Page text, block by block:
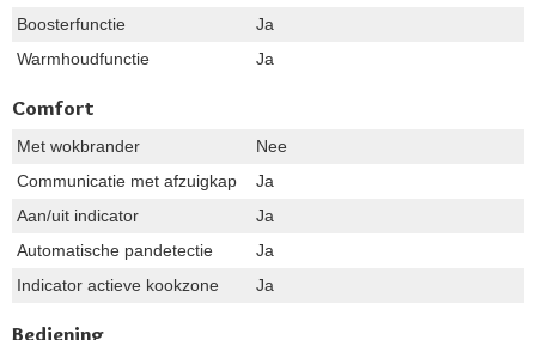
Boosterfunctie
Ja
Warmhoudfunctie
Ja
Comfort
Met wokbrander
Nee
Communicatie met afzuigkap
Ja
Aan/uit indicator
Ja
Automatische pandetectie
Ja
Indicator actieve kookzone
Ja
Bediening